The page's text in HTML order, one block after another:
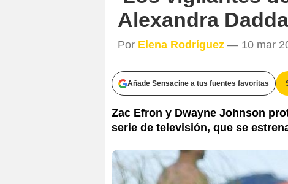
Alexandra
Por Elena Rodríguez — 10 mar
Añade Sensacine a tus fuentes favoritas
Zac Efron y Dwayne Johnson
serie de televisión, que se